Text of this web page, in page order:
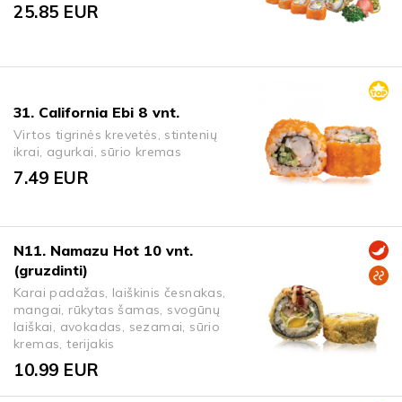
25.85 EUR
31. California Ebi 8 vnt.
Virtos tigrinės krevetės, stintenių
ikrai, agurkai, sūrio kremas
7.49 EUR
N11. Namazu Hot 10 vnt.
(gruzdinti)
Karai padažas, laiškinis česnakas,
mangai, rūkytas šamas, svogūnų
laiškai, avokadas, sezamai, sūrio
kremas, terijakis
10.99 EUR